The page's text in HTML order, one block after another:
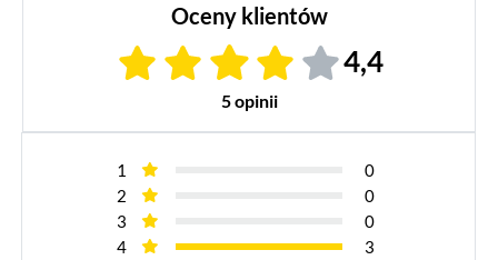
Oceny klientów
4,4
5 opinii
1
0
2
0
3
0
4
3